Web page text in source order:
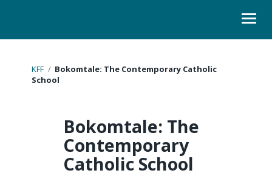
ORGANISASJON
SKOLELEDER
KFF / Bokomtale: The Contemporary Catholic
School
Bokomtale: The
Contemporary
Catholic School